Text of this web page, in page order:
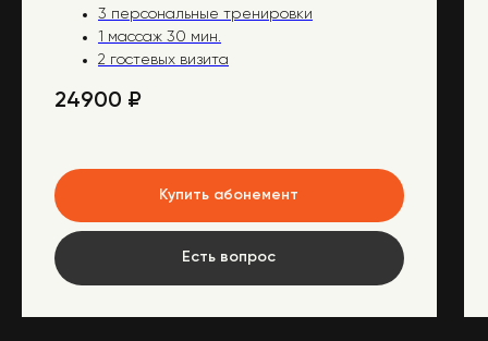
3 персональные тренировки
1 массаж 30 мин.
2 гостевых визита
24900 ₽
Купить абонемент
Есть вопрос
Тренажеры премиум-класса
Современное
оборудование
тренеры
Индивидуальный подход